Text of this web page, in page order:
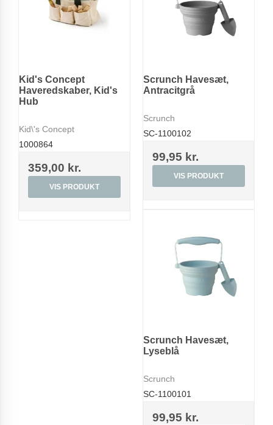
Kid's Concept
Haveredskaber, Kid's
Hub
Kid\'s Concept
1000864
359,00 kr.
VIS PRODUKT
Scrunch Havesæt,
Antracitgrå
Scrunch
SC-1100102
99,95 kr.
VIS PRODUKT
Scrunch Havesæt,
Lyseblå
Scrunch
SC-1100101
99,95 kr.